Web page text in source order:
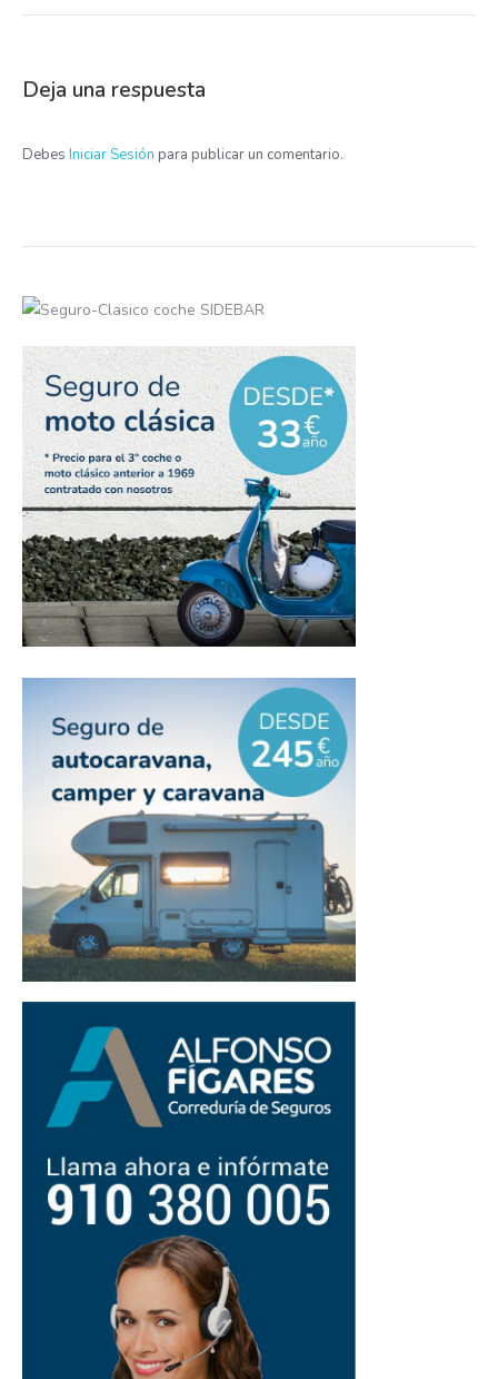
Deja una respuesta
Debes Iniciar Sesión para publicar un comentario.